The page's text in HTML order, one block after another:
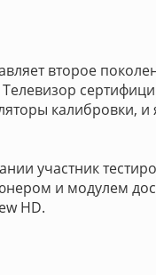
второе
калибровки,
участник
и модулем
HD.